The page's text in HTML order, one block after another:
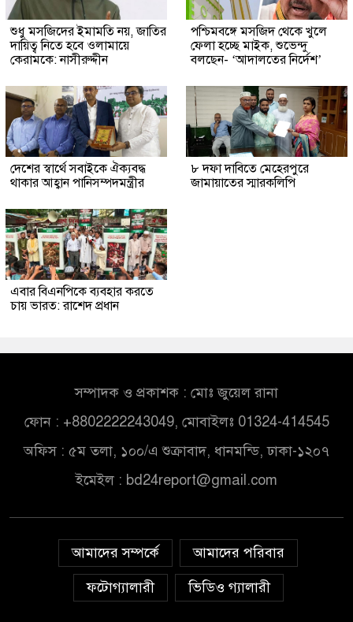
শুধু মসজিদের ইমামতি নয়, জাতির
দায়িত্ব নিতে হবে ওলামায়ে
কেরামকে: নাসীরুদ্দীন
পশ্চিমবঙ্গে মসজিদ থেকে খুলে
ফেলা হচ্ছে মাইক, শুভেন্দু
বলছেন- ‘আদালতের নির্দেশ’
দেশের স্বার্থে সবাইকে ঐক্যবদ্ধ
থাকার আহ্বান পানিসম্পদমন্ত্রীর
৮ দফা দাবিতে মেহেরপুরে
জামায়াতের স্মারকলিপি
এবার বিএনপিকে ব্যবহার করতে
চায় ভারত: রাশেদ প্রধান
সম্পাদক ও প্রকাশক : মোঃ জুয়েল রানা
ফোন : +8802222243049, মোবাইলঃ 01324-414545
অফিস : ৫ম তলা, ১০০/এ শুক্রাবাদ, ধানমন্ডি, ঢাকা-১২০৭
ইমেইল : bd24report@gmail.com
আমাদের সম্পর্কে
আমাদের পরিবার
ফটোগ্যালারী
ভিডিও গ্যালারী